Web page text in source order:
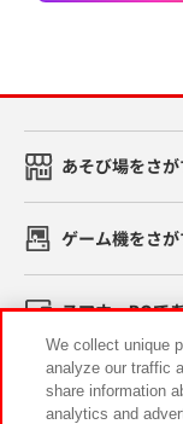
あそび場をさが
ゲーム機をさが
スマホ・PCで
イベント・キャ
We collect unique
analyze our traffic
share information
analytics and